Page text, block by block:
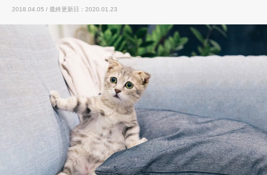
2018.04.05 / 最終更新日：2020.01.23